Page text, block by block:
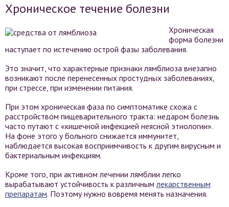
Хроническое течение болезни
Хроническая
форма болезни
наступает по истечению острой фазы заболевания.
Это значит, что характерные признаки лямблиоза внезапно
возникают после перенесенных простудных заболеваниях,
при стрессе, при изменении питания.
При этом хроническая фаза по симптоматике схожа с
расстройством пищеварительного тракта: недаром болезнь
часто путают с «кишечной инфекцией неясной этиологии».
На фоне этого у больного снижается иммунитет,
наблюдается высокая восприимчивость к другим вирусным и
бактериальным инфекциям.
Кроме того, при активном лечении лямблии легко
вырабатывают устойчивость к различнымлекарственным
препаратам. Поэтому нужно вовремя менять назначения.